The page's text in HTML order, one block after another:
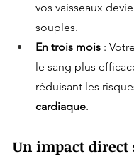
vos vaisseaux
souples.
En trois mois :
le sang plus
réduisant les
cardiaque.
Un impact direct